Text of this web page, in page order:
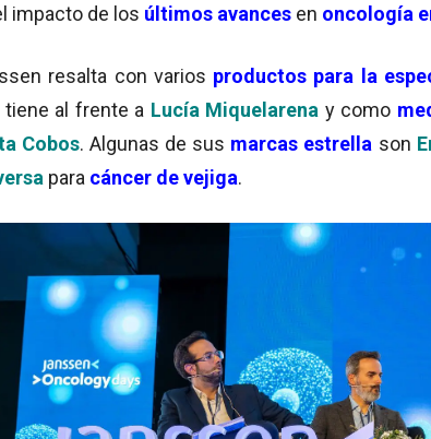
impacto de los últimos avances en oncología
resalta con varios productos para la
tiene al frente a Lucía Miquelarena y como
Cobos. Algunas de sus marcas estrella son
para cáncer de vejiga.